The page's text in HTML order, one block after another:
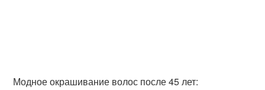
Модное окрашивание волос после 45 лет: